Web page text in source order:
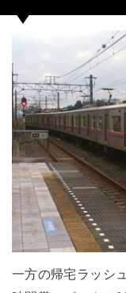
一方の帰宅ラッシ